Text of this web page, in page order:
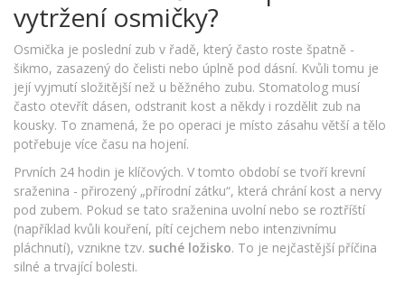
vytržení osmičky?
Osmička je poslední zub v řadě, který často roste špatně -
šikmo, zasazený do čelisti nebo úplně pod dásní. Kvůli tomu je
její vyjmutí složitější než u běžného zubu. Stomatolog musí
často otevřít dásen, odstranit kost a někdy i rozdělit zub na
kousky. To znamená, že po operaci je místo zásahu větší a tělo
potřebuje více času na hojení.
Prvních 24 hodin je klíčových. V tomto období se tvoří krevní
sraženina - přirozený „přírodní zátku“, která chrání kost a nervy
pod zubem. Pokud se tato sraženina uvolní nebo se roztříští
(například kvůli kouření, pítí cejchem nebo intenzivnímu
pláchnutí), vznikne tzv. suché ložisko. To je nejčastější příčina
silné a trvající bolesti.